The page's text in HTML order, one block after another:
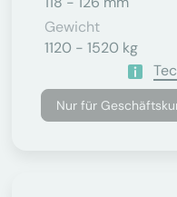
Gewicht
1120 - 1520 kg
Nur für